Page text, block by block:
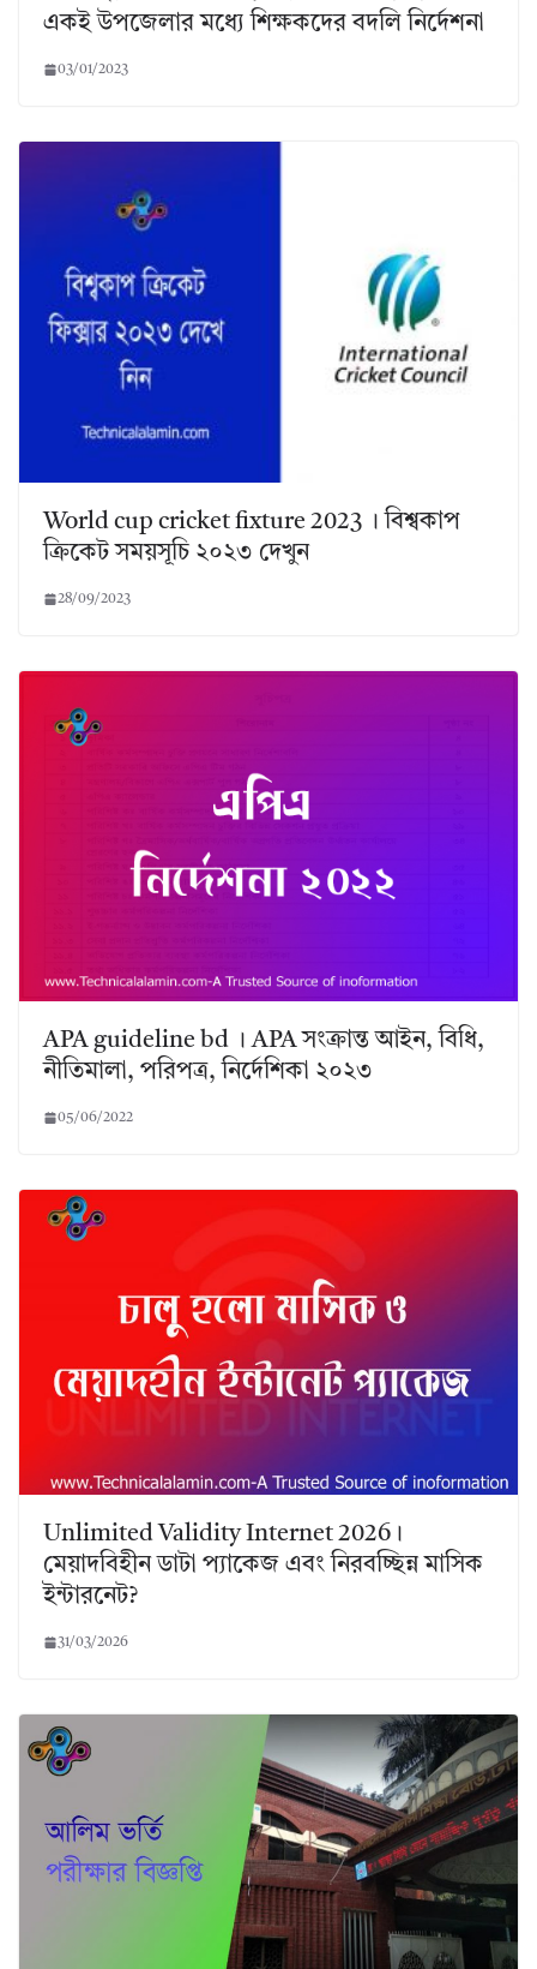
একই উপজেলার মধ্যে শিক্ষকদের বদলি নির্দেশনা
03/01/2023
World cup cricket fixture 2023 । বিশ্বকাপ
ক্রিকেট সময়সূচি ২০২৩ দেখুন
28/09/2023
APA guideline bd । APA সংক্রান্ত আইন, বিধি,
নীতিমালা, পরিপত্র, নির্দেশিকা ২০২৩
05/06/2022
Unlimited Validity Internet 2026।
মেয়াদবিহীন ডাটা প্যাকেজ এবং নিরবচ্ছিন্ন মাসিক
ইন্টারনেট?
31/03/2026